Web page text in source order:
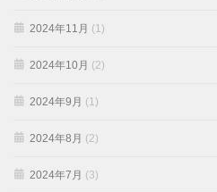
2024年11月 (1)
2024年10月 (2)
2024年9月 (1)
2024年8月 (2)
2024年7月 (3)